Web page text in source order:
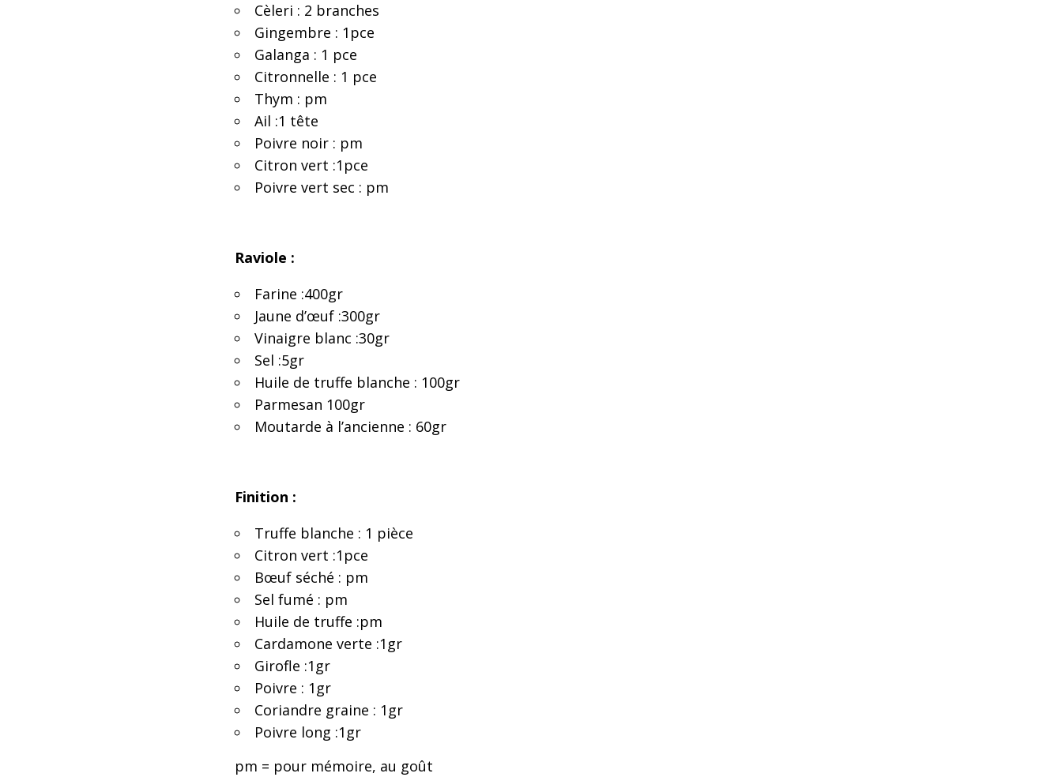
Cèleri : 2 branches
Gingembre : 1pce
Galanga : 1 pce
Citronnelle : 1 pce
Thym : pm
Ail :1 tête
Poivre noir : pm
Citron vert :1pce
Poivre vert sec : pm
Raviole :
Farine :400gr
Jaune d’œuf :300gr
Vinaigre blanc :30gr
Sel :5gr
Huile de truffe blanche : 100gr
Parmesan 100gr
Moutarde à l’ancienne : 60gr
Finition :
Truffe blanche : 1 pièce
Citron vert :1pce
Bœuf séché : pm
Sel fumé : pm
Huile de truffe :pm
Cardamone verte :1gr
Girofle :1gr
Poivre : 1gr
Coriandre graine : 1gr
Poivre long :1gr
pm = pour mémoire, au goût